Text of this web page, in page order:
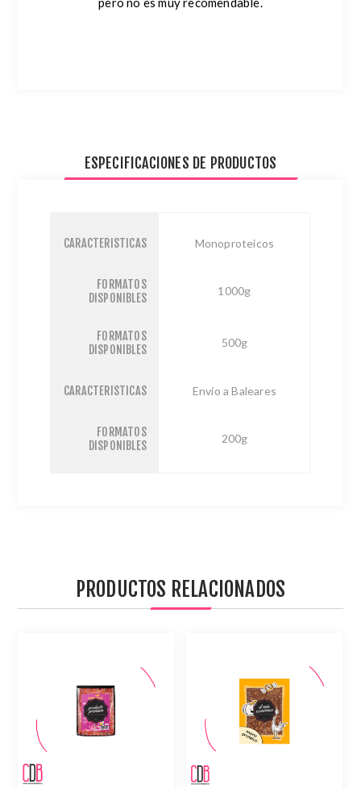
ESPECIFICACIONES DE PRODUCTOS
CARACTERISTICAS Monoproteicos
FORMATOS
DISPONIBLES
1000g
FORMATOS
DISPONIBLES
500g
CARACTERISTICAS Envío a Baleares
FORMATOS
DISPONIBLES
200g
PRODUCTOS RELACIONADOS